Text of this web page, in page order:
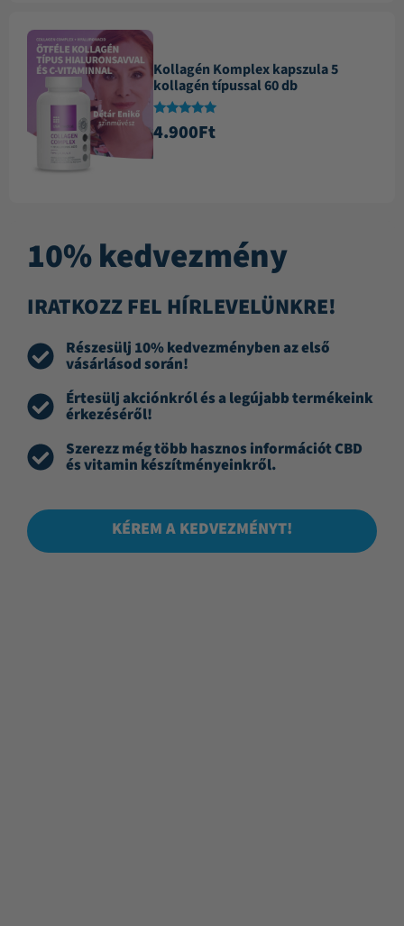
Kollagén Komplex kapszula 5
kollagén típussal 60 db
Értékelés:
4.88
4.900Ft
10% kedvezmény
IRATKOZZ FEL HÍRLEVELÜNKRE!
Részesülj 10% kedvezményben az első
vásárlásod során!
Értesülj akciónkról és a legújabb termékeink
érkezéséről!
Szerezz még több hasznos információt CBD
és vitamin készítményeinkről.
KÉREM A KEDVEZMÉNYT!